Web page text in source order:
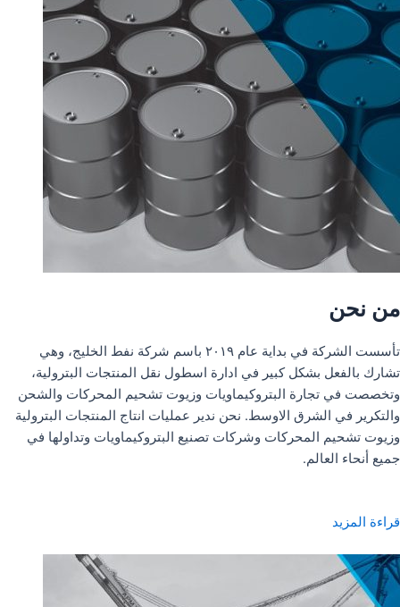
من نحن
تأسست الشركة في بداية عام ٢٠١٩ باسم شركة نفط الخليج، وهي
تشارك بالفعل بشكل كبير في ادارة اسطول نقل المنتجات البترولية،
وتخصصت في تجارة البتروكيماويات وزيوت تشحيم المحركات والشحن
والتكرير في الشرق الاوسط. نحن ندير عمليات انتاج المنتجات البترولية
وزيوت تشحيم المحركات وشركات تصنيع البتروكيماويات وتداولها في
جميع أنحاء العالم.
قراءة المزيد